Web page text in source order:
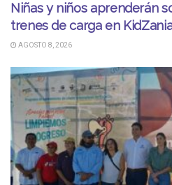
Niñas y niños aprenderán
trenes de carga en
AGOSTO 8, 2026